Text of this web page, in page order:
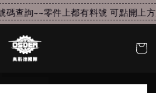
查詢~~零件上都有料號 可點開上方